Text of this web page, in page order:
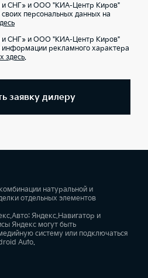
СНГ» и ООО "КИА-Центр Киров"
своих персональных данных на
СНГ» и ООО "КИА-Центр Киров"
информации рекламного характера
здесь.
заявку дилеру
натуральной и
отдельных элементов
Яндекс.Навигатор и
Яндекс могут быть
систему или подключаться
Auto.